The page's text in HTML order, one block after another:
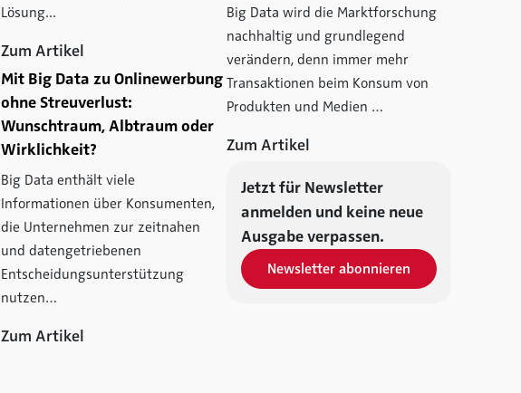
Lösung...
Zum Artikel
Mit Big Data zu Onlinewerbung
ohne Streuverlust:
Wunschtraum, Albtraum oder
Wirklichkeit?
Big Data enthält viele
Informationen über Konsumenten,
die Unternehmen zur zeitnahen
und datengetriebenen
Entscheidungsunterstützung
nutzen…
Zum Artikel
Big Data wird die Marktforschung
nachhaltig und grundlegend
verändern, denn immer mehr
Transaktionen beim Konsum von
Produkten und Medien …
Zum Artikel
Jetzt für Newsletter
anmelden und keine neue
Ausgabe verpassen.
Newsletter abonnieren